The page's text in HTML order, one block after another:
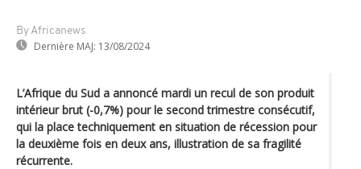
By Africanews
Dernière MAJ: 13/08/2024
L’Afrique du Sud a annoncé mardi un recul de son produit
intérieur brut (-0,7%) pour le second trimestre consécutif,
qui la place techniquement en situation de récession pour
la deuxième fois en deux ans, illustration de sa fragilité
récurrente.